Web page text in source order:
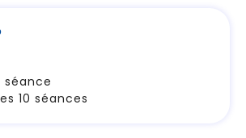
séance
10 séances